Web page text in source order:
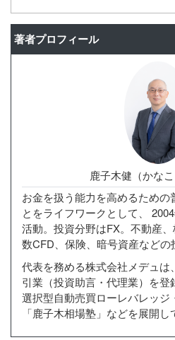
著者プロフィール
鹿子木健（かな
お金を扱う能力を高めるための
とをライフワークとして、
活動。投資分野はFX。不動産
数CFD、保険、暗号資産などの
代表を務める株式会社メデュは
引業（投資助言・代理業）を
選択型自動売買ローレバレッジ
「鹿子木相場塾」などを展開し